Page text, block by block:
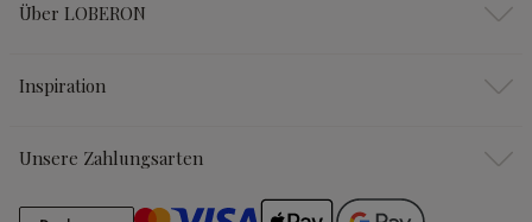
Über LOBERON
Inspiration
Unsere Zahlungsarten